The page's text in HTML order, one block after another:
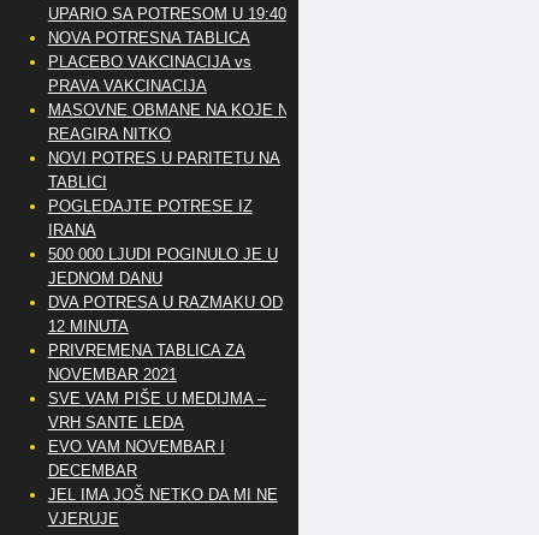
UPARIO SA POTRESOM U 19:40
NOVA POTRESNA TABLICA
PLACEBO VAKCINACIJA vs
PRAVA VAKCINACIJA
MASOVNE OBMANE NA KOJE NE
REAGIRA NITKO
NOVI POTRES U PARITETU NA
TABLICI
POGLEDAJTE POTRESE IZ
IRANA
500 000 LJUDI POGINULO JE U
JEDNOM DANU
DVA POTRESA U RAZMAKU OD
12 MINUTA
PRIVREMENA TABLICA ZA
NOVEMBAR 2021
SVE VAM PIŠE U MEDIJMA –
VRH SANTE LEDA
EVO VAM NOVEMBAR I
DECEMBAR
JEL IMA JOŠ NETKO DA MI NE
VJERUJE